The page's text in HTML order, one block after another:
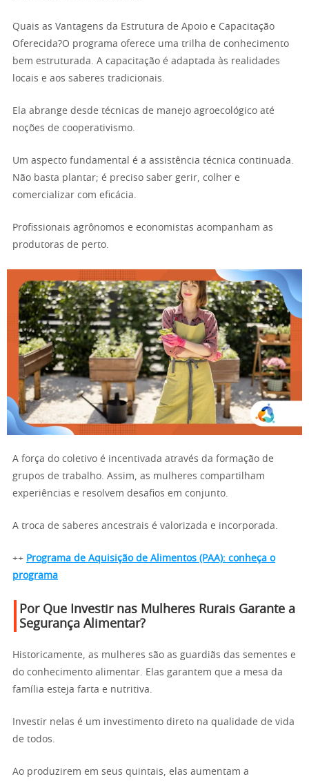
Quais as Vantagens da Estrutura de Apoio e Capacitação
Oferecida?O programa oferece uma trilha de conhecimento
bem estruturada. A capacitação é adaptada às realidades
locais e aos saberes tradicionais.
Ela abrange desde técnicas de manejo agroecológico até
noções de cooperativismo.
Um aspecto fundamental é a assistência técnica continuada.
Não basta plantar; é preciso saber gerir, colher e
comercializar com eficácia.
Profissionais agrônomos e economistas acompanham as
produtoras de perto.
A força do coletivo é incentivada através da formação de
grupos de trabalho. Assim, as mulheres compartilham
experiências e resolvem desafios em conjunto.
A troca de saberes ancestrais é valorizada e incorporada.
++ Programa de Aquisição de Alimentos (PAA): conheça o
programa
Por Que Investir nas Mulheres Rurais Garante a
Segurança Alimentar?
Historicamente, as mulheres são as guardiãs das sementes e
do conhecimento alimentar. Elas garantem que a mesa da
família esteja farta e nutritiva.
Investir nelas é um investimento direto na qualidade de vida
de todos.
Ao produzirem em seus quintais, elas aumentam a